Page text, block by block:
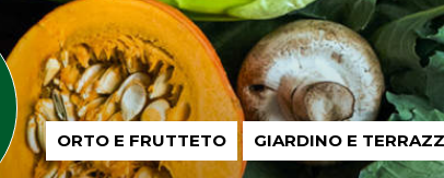
Passione
in ORTO E FRUTTETO GIARDINO E